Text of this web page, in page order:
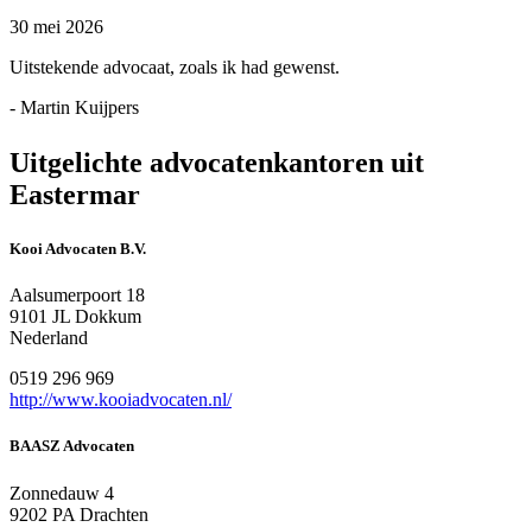
30 mei 2026
Uitstekende advocaat, zoals ik had gewenst.
- Martin Kuijpers
Uitgelichte advocatenkantoren uit
Eastermar
Kooi Advocaten B.V.
Aalsumerpoort 18
9101 JL Dokkum
Nederland
0519 296 969
http://www.kooiadvocaten.nl/
BAASZ Advocaten
Zonnedauw 4
9202 PA Drachten